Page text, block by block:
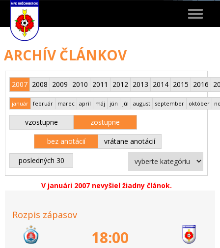
Toggle
ARCHÍV ČLÁNKOV
2007 2008 2009 2010 2011 2012 2013 2014 2015 2016
január február marec apríl máj jún júl august september október
vzostupne zostupne
bez anotácií vrátane anotácií
posledných 30
V januári 2007 nevyšiel žiadny článok.
Rozpis zápasov
18:00